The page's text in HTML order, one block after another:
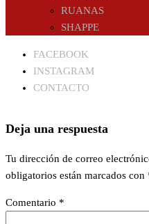
RUANAS
SHAPPE
FACEBOOK
INSTAGRAM
CONTACTO
Deja una respuesta
Tu dirección de correo
obligatorios están marcados con
Comentario *